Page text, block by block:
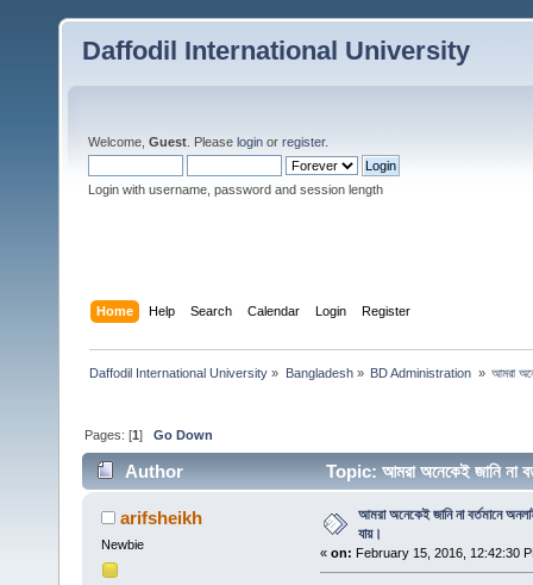
Daffodil International University
Welcome, Guest . Please login or register.
Login with username, password and session length
Home Help Search Calendar Login Register
Daffodil International University » Bangladesh» BD Administration » আমরা
Pages: [1]Go Down
Author Topic: আমরা অনেকেই জানি না
arifsheikh
Newbie
আমরা অনেকেই জানি না বর্তমানে
যায়।
« on: February 15, 2016, 12:42:30